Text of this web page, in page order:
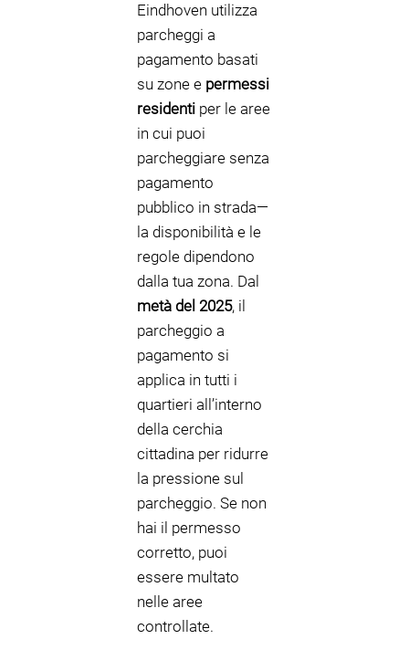
Eindhoven utilizza
parcheggi a
pagamento basati
su zone e permessi
residenti per le aree
in cui puoi
parcheggiare senza
pagamento
pubblico in strada—
la disponibilità e le
regole dipendono
dalla tua zona. Dal
metà del 2025, il
parcheggio a
pagamento si
applica in tutti i
quartieri all’interno
della cerchia
cittadina per ridurre
la pressione sul
parcheggio. Se non
hai il permesso
corretto, puoi
essere multato
nelle aree
controllate.